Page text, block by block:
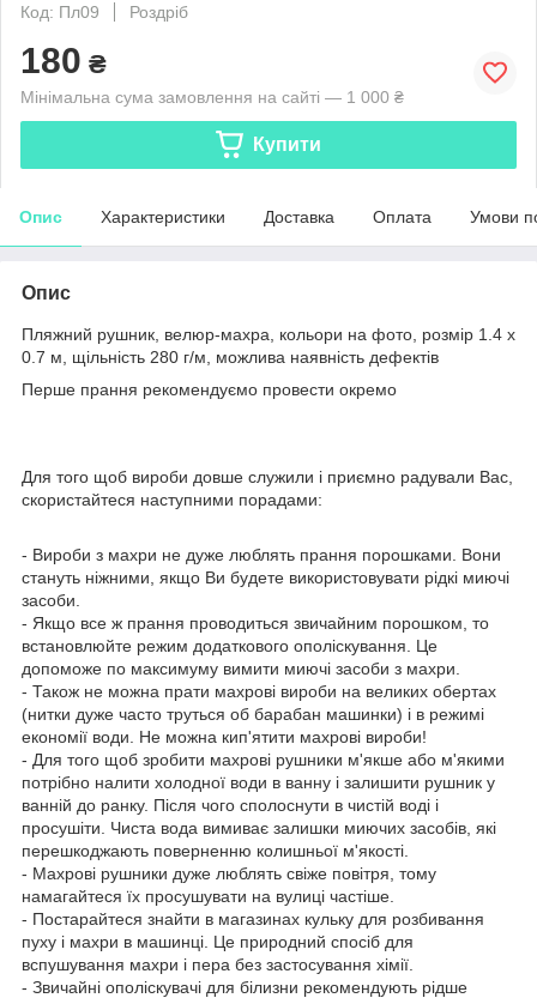
Код: Пл09
Роздріб
180 ₴
Мінімальна сума замовлення на сайті — 1 000 ₴
Купити
Опис Характеристики Доставка Оплата Умови
Опис
Пляжний рушник, велюр-махра, кольори на фото, розмір 1.4 х
0.7 м, щільність 280 г/м, можлива наявність дефектів
Перше прання рекомендуємо провести окремо
Для того щоб вироби довше служили і приємно радували Вас,
скористайтеся наступними порадами:
- Вироби з махри не дуже люблять прання порошками. Вони
стануть ніжними, якщо Ви будете використовувати рідкі миючі
засоби.
- Якщо все ж прання проводиться звичайним порошком, то
встановлюйте режим додаткового ополіскування. Це
допоможе по максимуму вимити миючі засоби з махри.
- Також не можна прати махрові вироби на великих обертах
(нитки дуже часто труться об барабан машинки) і в режимі
економії води. Не можна кип'ятити махрові вироби!
- Для того щоб зробити махрові рушники м'якше або м'якими
потрібно налити холодної води в ванну і залишити рушник у
ванній до ранку. Після чого сполоснути в чистій воді і
просушіти. Чиста вода вимиває залишки миючих засобів, які
перешкоджають поверненню колишньої м'якості.
- Махрові рушники дуже люблять свіже повітря, тому
намагайтеся їх просушувати на вулиці частіше.
- Постарайтеся знайти в магазинах кульку для розбивання
пуху і махри в машинці. Це природний спосіб для
вспушування махри і пера без застосування хімії.
- Звичайні ополіскувачі для білизни рекомендують рідше